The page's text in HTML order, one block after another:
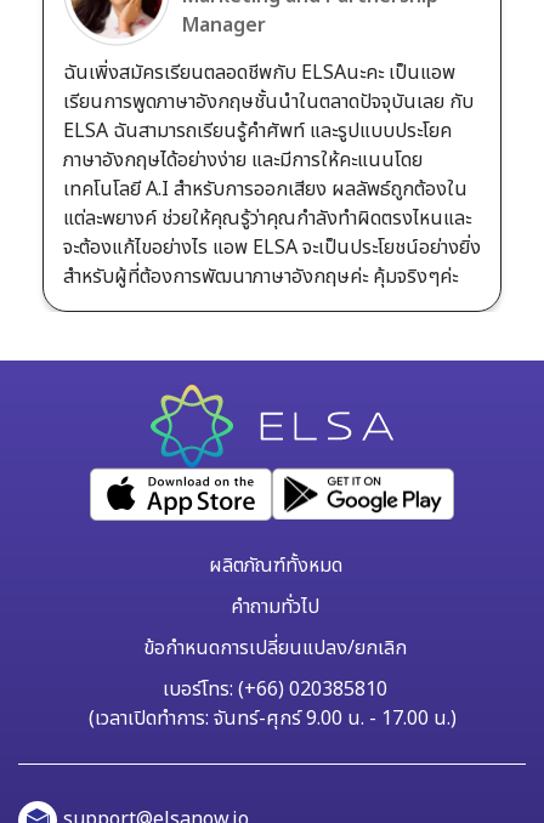
Manager
ฉันเพิ่งสมัครเรียนตลอดชีพกับ ELSAนะคะ เป็นแอพ
เรียนการพูดภาษาอังกฤษชั้นนำในตลาดปัจจุบันเลย กับ
ELSA ฉันสามารถเรียนรู้คำศัพท์ และรูปแบบประโยค
ภาษาอังกฤษได้อย่างง่าย และมีการให้คะแนนโดย
เทคโนโลยี A.I สำหรับการออกเสียง ผลลัพธ์ถูกต้องใน
แต่ละพยางค์ ช่วยให้คุณรู้ว่าคุณกำลังทำผิดตรงไหนและ
จะต้องแก้ไขอย่างไร แอพ ELSA จะเป็นประโยชน์อย่างยิ่ง
สำหรับผู้ที่ต้องการพัฒนาภาษาอังกฤษค่ะ คุ้มจริงๆค่ะ
ผลิตภัณฑ์ทั้งหมด
คำถามทั่วไป
ข้อกำหนดการเปลี่ยนแปลง/ยกเลิก
เบอร์โทร: (+66) 020385810
(เวลาเปิดทำการ: จันทร์-ศุกร์ 9.00 น. - 17.00 น.)